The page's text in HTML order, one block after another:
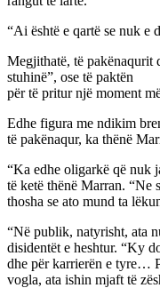
“Ai është e qartë se nuk e
Megjithatë, të pakënaqurit
stuhinë”, ose të paktën
për të pritur një moment
Edhe figura me ndikim
të pakënaqur, ka thënë
“Ka edhe oligarkë që nuk
të ketë thënë Marran. “Ne
thosha se ato mund ta
“Në publik, natyrisht, ata
disidentët e heshtur. “Ky
dhe për karrierën e tyre…
vogla, ata ishin mjaft të